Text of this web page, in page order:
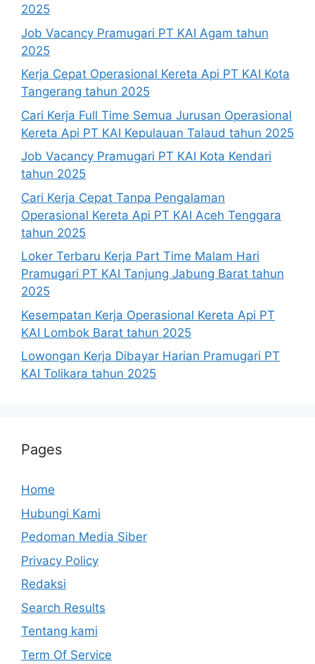
2025
Job Vacancy Pramugari PT KAI Agam tahun
2025
Kerja Cepat Operasional Kereta Api PT KAI Kota
Tangerang tahun 2025
Cari Kerja Full Time Semua Jurusan Operasional
Kereta Api PT KAI Kepulauan Talaud tahun 2025
Job Vacancy Pramugari PT KAI Kota Kendari
tahun 2025
Cari Kerja Cepat Tanpa Pengalaman
Operasional Kereta Api PT KAI Aceh Tenggara
tahun 2025
Loker Terbaru Kerja Part Time Malam Hari
Pramugari PT KAI Tanjung Jabung Barat tahun
2025
Kesempatan Kerja Operasional Kereta Api PT
KAI Lombok Barat tahun 2025
Lowongan Kerja Dibayar Harian Pramugari PT
KAI Tolikara tahun 2025
Pages
Home
Hubungi Kami
Pedoman Media Siber
Privacy Policy
Redaksi
Search Results
Tentang kami
Term Of Service